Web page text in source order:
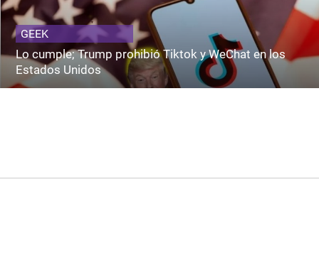
GEEK
Lo cumple; Trump prohibió Tiktok y WeChat en los
Estados Unidos